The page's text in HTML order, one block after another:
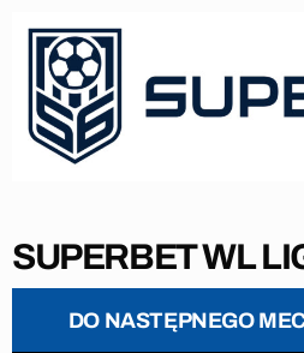
SUPERBET WL
DO NASTĘPNEGO